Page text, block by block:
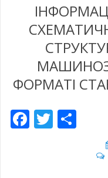
ФОРМАТІ
Facebook
Twitter